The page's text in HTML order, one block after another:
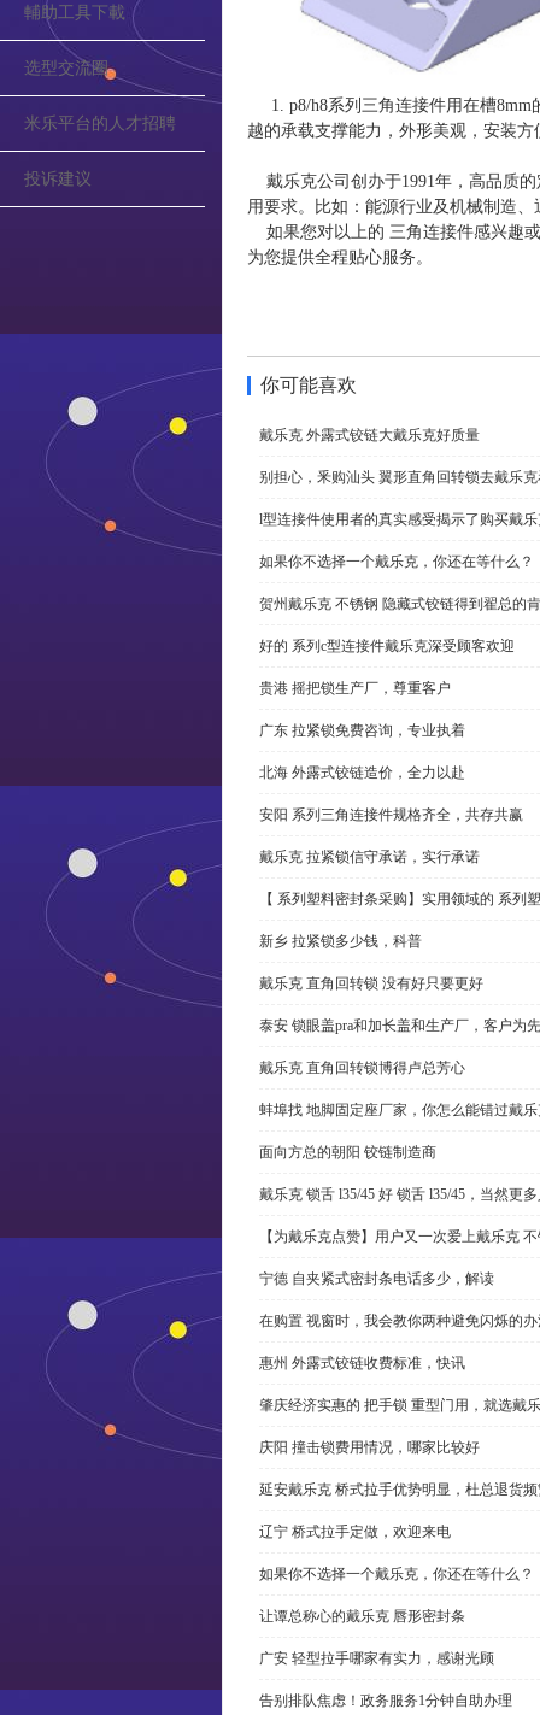
輔助工具下載
选型交流圈
米乐平台的人才招聘
投诉建议
1. p8/h8系列三角连接件用在槽
越的承载支撑能力，外形美观，安装方
戴乐克公司创办于1991年，高品质
用要求。比如：能源行业及机械制造
如果您对以上的 三角连接件感兴趣
为您提供全程贴心服务。
你可能喜欢
戴乐克 外露式铰链大戴乐克好质量
别担心，釆购汕头 翼形直角回转锁去戴乐
l型连接件使用者的真实感受揭示了购买戴
如果你不选择一个戴乐克，你还在等什么？
贺州戴乐克 不锈钢 隐藏式铰链得到翟总的
好的 系列c型连接件戴乐克深受顾客欢迎
贵港 摇把锁生产厂，尊重客户
广东 拉紧锁免费咨询，专业执着
北海 外露式铰链造价，全力以赴
安阳 系列三角连接件规格齐全，共存共赢
戴乐克 拉紧锁信守承诺，实行承诺
【 系列塑料密封条采购】实用领域的 系列
新乡 拉紧锁多少钱，科普
戴乐克 直角回转锁 没有好只要更好
泰安 锁眼盖pra和加长盖和生产厂，客户为先
戴乐克 直角回转锁博得卢总芳心
蚌埠找 地脚固定座厂家，你怎么能错过戴
面向方总的朝阳 铰链制造商
戴乐克 锁舌 l35/45 好 锁舌 l35/45，当然更
【为戴乐克点赞】用户又一次爱上戴乐克
宁德 自夹紧式密封条电话多少，解读
在购置 视窗时，我会教你两种避免闪烁的
惠州 外露式铰链收费标准，快讯
肇庆经济实惠的 把手锁 重型门用，就选戴
庆阳 撞击锁费用情况，哪家比较好
延安戴乐克 桥式拉手优势明显，杜总退货
辽宁 桥式拉手定做，欢迎来电
如果你不选择一个戴乐克，你还在等什么？
让谭总称心的戴乐克 唇形密封条
广安 轻型拉手哪家有实力，感谢光顾
告别排队焦虑！政务服务1分钟自助办理